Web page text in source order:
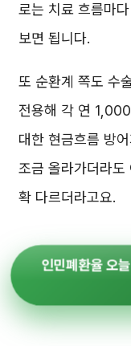
로는 치료 흐름마
보면 됩니다.
또 순환계 쪽도 수
전용해 각 연
대한 현금흐름 방
조금 올라가더라도
확 다르더라고요.
인민폐환율 오